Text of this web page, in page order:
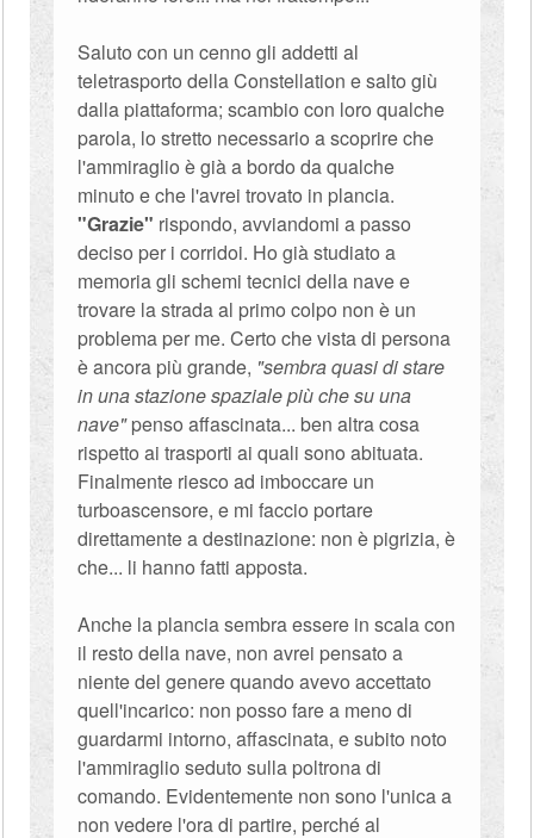
Saluto con un cenno gli addetti al
teletrasporto della Constellation e salto giù
dalla piattaforma; scambio con loro qualche
parola, lo stretto necessario a scoprire che
l'ammiraglio è già a bordo da qualche
minuto e che l'avrei trovato in plancia.
"Grazie" rispondo, avviandomi a passo
deciso per i corridoi. Ho già studiato a
memoria gli schemi tecnici della nave e
trovare la strada al primo colpo non è un
problema per me. Certo che vista di persona
è ancora più grande, "sembra quasi di stare
in una stazione spaziale più che su una
nave"penso affascinata... ben altra cosa
rispetto ai trasporti ai quali sono abituata.
Finalmente riesco ad imboccare un
turboascensore, e mi faccio portare
direttamente a destinazione: non è pigrizia, è
che... li hanno fatti apposta.
Anche la plancia sembra essere in scala con
il resto della nave, non avrei pensato a
niente del genere quando avevo accettato
quell'incarico: non posso fare a meno di
guardarmi intorno, affascinata, e subito noto
l'ammiraglio seduto sulla poltrona di
comando. Evidentemente non sono l'unica a
non vedere l'ora di partire, perché al